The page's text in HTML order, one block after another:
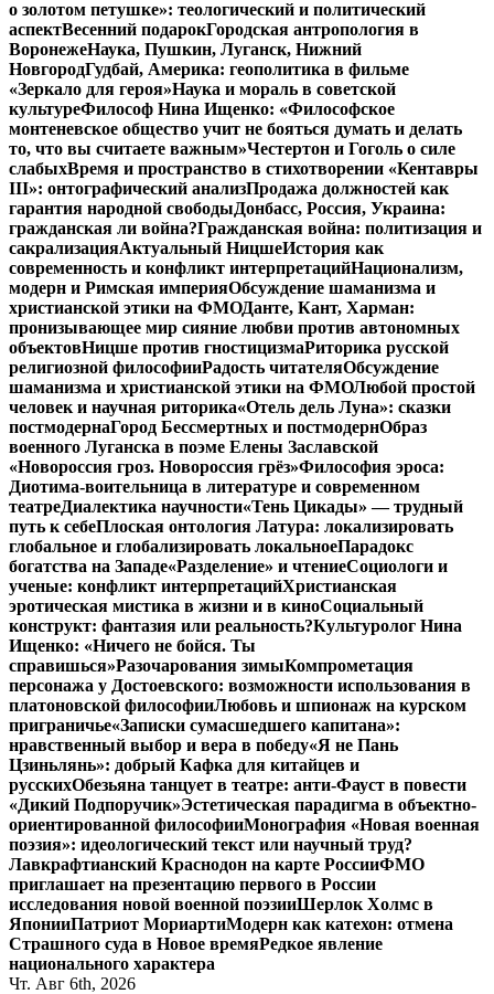
о золотом петушке»: теологический и политический
аспектВесенний подарокГородская антропология в
ВоронежеНаука, Пушкин, Луганск, Нижний
НовгородГудбай, Америка: геополитика в фильме
«Зеркало для героя»Наука и мораль в советской
культуреФилософ Нина Ищенко: «Философское
монтеневское общество учит не бояться думать и делать
то, что вы считаете важным»Честертон и Гоголь о силе
слабыхВремя и пространство в стихотворении «Кентавры
III»: онтографический анализПродажа должностей как
гарантия народной свободыДонбасс, Россия, Украина:
гражданская ли война?Гражданская война: политизация и
сакрализацияАктуальный НицшеИстория как
современность и конфликт интерпретацийНационализм,
модерн и Римская империяОбсуждение шаманизма и
христианской этики на ФМОДанте, Кант, Харман:
пронизывающее мир сияние любви против автономных
объектовНицше против гностицизмаРиторика русской
религиозной философииРадость читателяОбсуждение
шаманизма и христианской этики на ФМОЛюбой простой
человек и научная риторика«Отель дель Луна»: сказки
постмодернаГород Бессмертных и постмодернОбраз
военного Луганска в поэме Елены Заславской
«Новороссия гроз. Новороссия грёз»Философия эроса:
Диотима-воительница в литературе и современном
театреДиалектика научности«Тень Цикады» — трудный
путь к себеПлоская онтология Латура: локализировать
глобальное и глобализировать локальноеПарадокс
богатства на Западе«Разделение» и чтениеСоциологи и
ученые: конфликт интерпретацийХристианская
эротическая мистика в жизни и в киноСоциальный
конструкт: фантазия или реальность?Культуролог Нина
Ищенко: «Ничего не бойся. Ты
справишься»Разочарования зимыКомпрометация
персонажа у Достоевского: возможности использования в
платоновской философииЛюбовь и шпионаж на курском
приграничье«Записки сумасшедшего капитана»:
нравственный выбор и вера в победу«Я не Пань
Цзиньлянь»: добрый Кафка для китайцев и
русскихОбезьяна танцует в театре: анти-Фауст в повести
«Дикий Подпоручик»Эстетическая парадигма в объектно-
ориентированной философииМонография «Новая военная
поэзия»: идеологический текст или научный труд?
Лавкрафтианский Краснодон на карте РоссииФМО
приглашает на презентацию первого в России
исследования новой военной поэзииШерлок Холмс в
ЯпонииПатриот МориартиМодерн как катехон: отмена
Страшного суда в Новое времяРедкое явление
национального характера
Чт. Авг 6th, 2026